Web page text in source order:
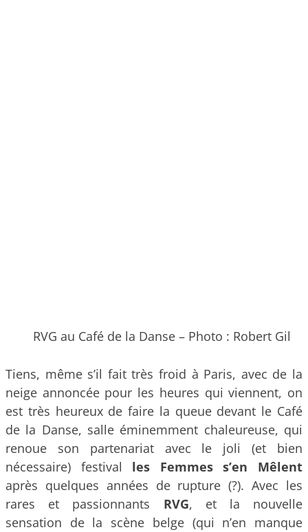
RVG au Café de la Danse – Photo : Robert Gil
Tiens, même s’il fait très froid à Paris, avec de la
neige annoncée pour les heures qui viennent, on
est très heureux de faire la queue devant le Café
de la Danse, salle éminemment chaleureuse, qui
renoue son partenariat avec le joli (et bien
nécessaire) festival les Femmes s’en Mêlent
après quelques années de rupture (?). Avec les
rares et passionnants RVG, et la nouvelle
sensation de la scène belge (qui n’en manque